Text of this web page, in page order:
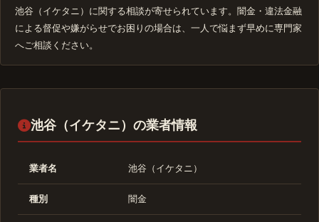
池谷（イケタニ）に関する相談が寄せられています。闇金・違法金融
による督促や嫌がらせでお困りの場合は、一人で悩まず早めに専門家
へご相談ください。
池谷（イケタニ）の業者情報
業者名 池谷（イケタニ）
種別 闇金